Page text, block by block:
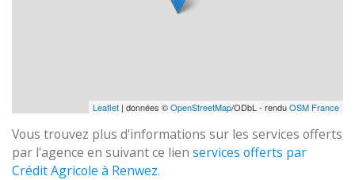
Leaflet | données ©OpenStreetMap/ODbL - renduOSM France
Vous trouvez plus d'informations sur les services offerts
par l'agence en suivant ce lien services offerts par
Crédit Agricole à Renwez.